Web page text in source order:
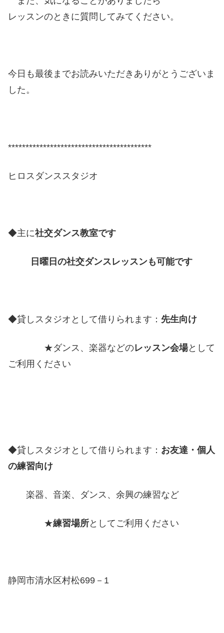
レッスンのときに質問してみてください。
今日も最後までお読みいただきありがとうございま
した。
*****************************************
ヒロスダンススタジオ
◆主に社交ダンス教室です
日曜日の社交ダンスレッスンも可能です
◆貸しスタジオとして借りられます： 先生向け
★ダンス、楽器などのレッスン会場として
ご利用ください
◆貸しスタジオとして借りられます： お友達・個人
の練習向け
楽器、音楽、ダンス、余興の練習など
★練習場所としてご利用ください
静岡市清水区村松699－1